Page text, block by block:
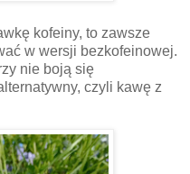
kofeiny, to zawsze
w wersji bezkofeinowej.
nie boją się
czyli kawę z